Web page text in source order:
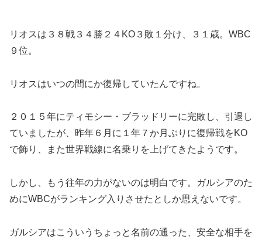
リオスは３８戦３４勝２４KO３敗１分け、３１歳。WBC
９位。
リオスはいつの間にか復帰していたんですね。
２０１５年にティモシー・ブラッドリーに完敗し、引退し
ていましたが、昨年６月に１年７か月ぶりに復帰戦をKO
で飾り、また世界戦線に名乗りを上げてきたようです。
しかし、もう往年の力がないのは明白です。ガルシアのた
めにWBCがランキング入りさせたとしか思えないです。
ガルシアはこういうちょっと名前の通った、安全な相手を